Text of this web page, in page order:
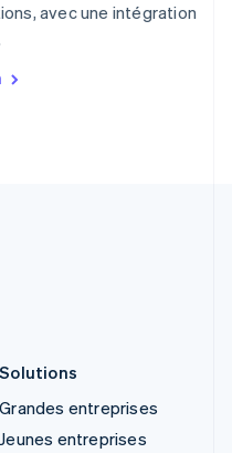
avec une intégration
Solutions
Grandes entreprises
Jeunes entreprises